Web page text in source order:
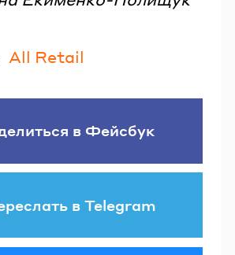
All Retail
в Фейсбук
в Telegram